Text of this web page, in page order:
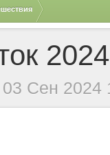
2024
03 Сен 2024